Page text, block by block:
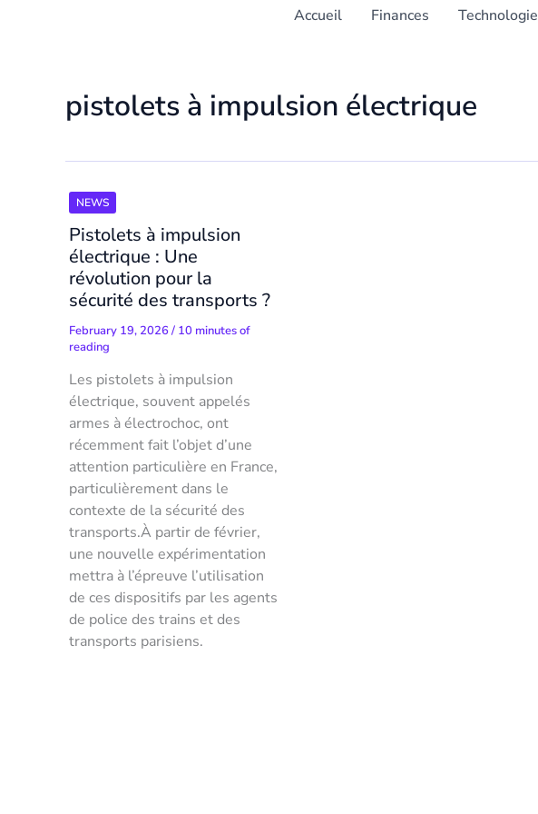
Accueil Finances Technologie
pistolets à impulsion électrique
NEWS
Pistolets à impulsion
électrique : Une
révolution pour la
sécurité des transports ?
February 19, 2026/ 10 minutes of
reading
Les pistolets à impulsion
électrique, souvent appelés
armes à électrochoc, ont
récemment fait l’objet d’une
attention particulière en France,
particulièrement dans le
contexte de la sécurité des
transports.À partir de février,
une nouvelle expérimentation
mettra à l’épreuve l’utilisation
de ces dispositifs par les agents
de police des trains et des
transports parisiens.